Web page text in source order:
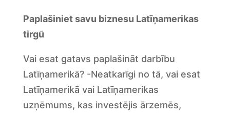
Paplašiniet savu biznesu Latīņamerikas
tirgū
Vai esat gatavs paplašināt darbību
Latīņamerikā? -Neatkarīgi no tā, vai esat
Latīņamerikā vai Latīņamerikas
uzņēmums, kas investējis ārzemēs,